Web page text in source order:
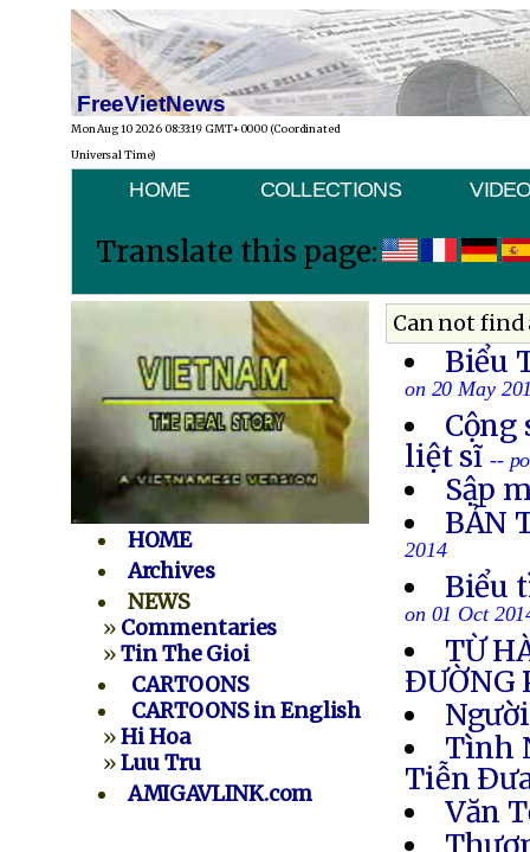
FreeVietNews
Mon Aug 10 2026 08:33:19 GMT+0000 (Coordinated
Universal Time)
HOME COLLECTIONS
Translate this page:
HOME
Archives
NEWS
» Commentaries
»Tin The Gioi
CARTOONS
CARTOONS in English
»Hi Hoa
»Luu Tru
AMIGAVLINK.com
Can not
Biểu
on 20 May
Cộng
liệt sĩ --
Sập
BẢN
2014
Biểu
on 01 Oct
TỪ
ÐƯỜNG
Tình
Tiễn
Văn